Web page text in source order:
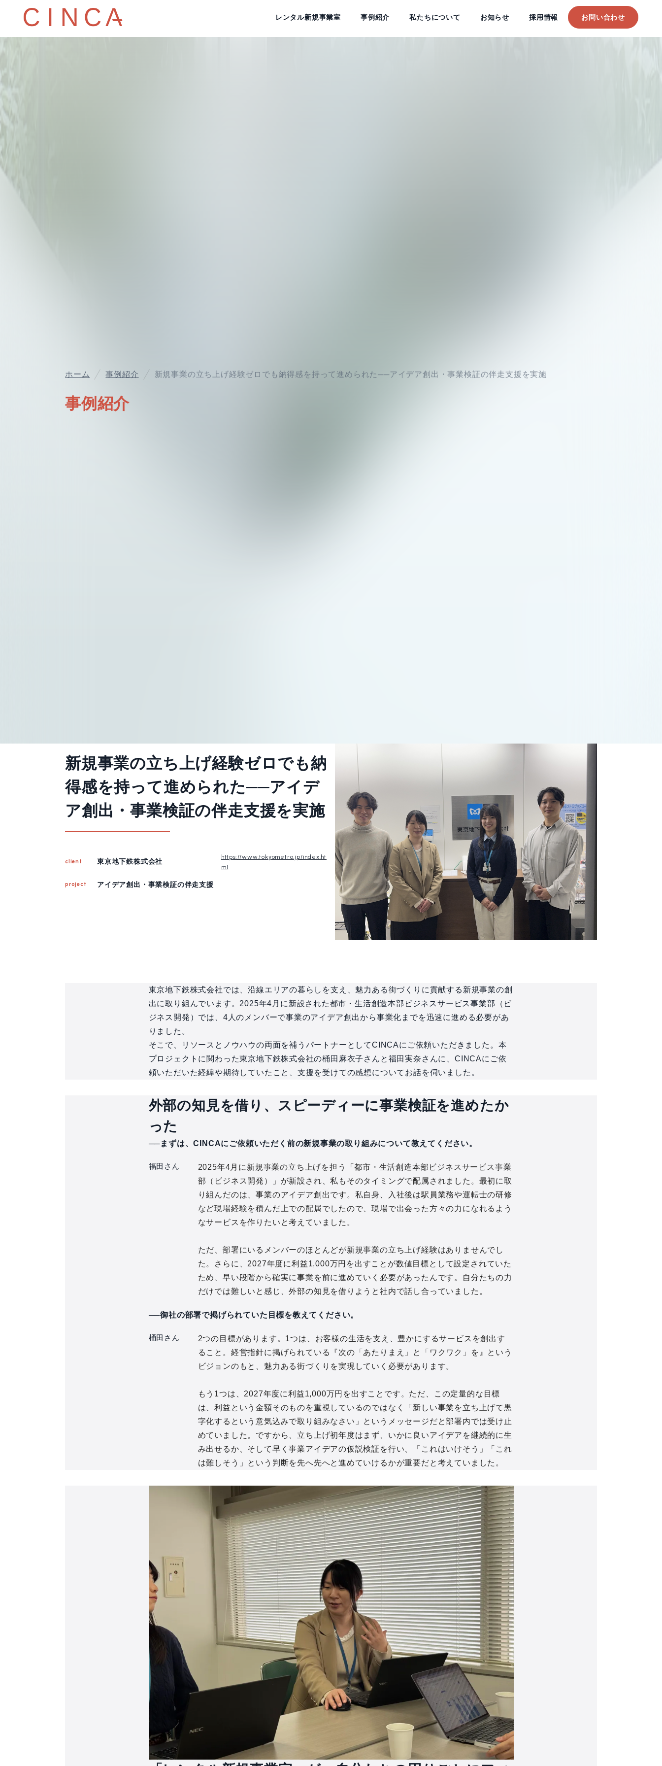
レンタル新規事業室 事例紹介 私たちについて お知らせ 採用情報 お問い合わせ
ホーム 事例紹介 新規事業の立ち上げ経験ゼロでも納得感を持って進められた──アイデア創出・事業検証の伴走支援を実施
事例紹介
新規事業の立ち上げ経験ゼロでも納
得感を持って進められた──アイデ
ア創出・事業検証の伴走支援を実施
client 東京地下鉄株式会社
https://www.tokyometro.jp/index.ht
ml
project アイデア創出・事業検証の伴走支援
東京地下鉄株式会社では、沿線エリアの暮らしを支え、魅力ある街づくりに貢献する新規事業の創
出に取り組んでいます。2025年4月に新設された都市・生活創造本部ビジネスサービス事業部（ビ
ジネス開発）では、4人のメンバーで事業のアイデア創出から事業化までを迅速に進める必要があ
りました。
そこで、リソースとノウハウの両面を補うパートナーとしてCINCAにご依頼いただきました。本
プロジェクトに関わった東京地下鉄株式会社の桶田麻衣子さんと福田実奈さんに、CINCAにご依
頼いただいた経緯や期待していたこと、支援を受けての感想についてお話を伺いました。
外部の知見を借り、スピーディーに事業検証を進めたか
った
──まずは、CINCAにご依頼いただく前の新規事業の取り組みについて教えてください。
福田さん
2025年4月に新規事業の立ち上げを担う「都市・生活創造本部ビジネスサービス事業
部（ビジネス開発）」が新設され、私もそのタイミングで配属されました。最初に取
り組んだのは、事業のアイデア創出です。私自身、入社後は駅員業務や運転士の研修
など現場経験を積んだ上での配属でしたので、現場で出会った方々の力になれるよう
なサービスを作りたいと考えていました。
ただ、部署にいるメンバーのほとんどが新規事業の立ち上げ経験はありませんでし
た。さらに、2027年度に利益1,000万円を出すことが数値目標として設定されていた
ため、早い段階から確実に事業を前に進めていく必要があったんです。自分たちの力
だけでは難しいと感じ、外部の知見を借りようと社内で話し合っていました。
──御社の部署で掲げられていた目標を教えてください。
桶田さん
2つの目標があります。1つは、お客様の生活を支え、豊かにするサービスを創出す
ること。経営指針に掲げられている『次の「あたりまえ」と「ワクワク」を』という
ビジョンのもと、魅力ある街づくりを実現していく必要があります。
もう1つは、2027年度に利益1,000万円を出すことです。ただ、この定量的な目標
は、利益という金額そのものを重視しているのではなく「新しい事業を立ち上げて黒
字化するという意気込みで取り組みなさい」というメッセージだと部署内では受け止
めていました。ですから、立ち上げ初年度はまず、いかに良いアイデアを継続的に生
み出せるか、そして早く事業アイデアの仮説検証を行い、「これはいけそう」「これ
は難しそう」という判断を先へ先へと進めていけるかが重要だと考えていました。